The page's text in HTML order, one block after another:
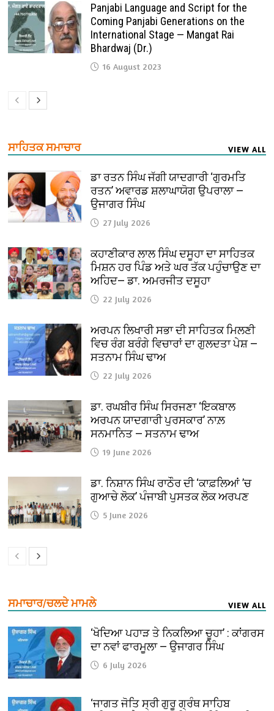
Panjabi Language and Script for the
Coming Panjabi Generations on the
International Stage — Mangat Rai
Bhardwaj (Dr.)
16 August 2023
ਸਾਹਿਤਕ ਸਮਾਚਾਰ VIEW ALL
ਡਾ ਰਤਨ ਸਿੰਘ ਜੱਗੀ ਯਾਦਗਾਰੀ ‘ਗੁਰਮਤਿ
ਰਤਨ’ ਅਵਾਰਡ ਸ਼ਲਾਘਾਯੋਗ ਉਪਰਾਲਾ —
ਉਜਾਗਰ ਸਿੰਘ
27 July 2026
ਕਹਾਣੀਕਾਰ ਲਾਲ ਸਿੰਘ ਦਸੂਹਾ ਦਾ ਸਾਹਿਤਕ
ਮਿਸ਼ਨ ਹਰ ਪਿੰਡ ਅਤੇ ਘਰ ਤੱਕ ਪਹੁੰਚਾਉਣ ਦਾ
ਅਹਿਦ— ਡਾ. ਅਮਰਜੀਤ ਦਸੂਹਾ
22 July 2026
ਅਰਪਨ ਲਿਖਾਰੀ ਸਭਾ ਦੀ ਸਾਹਿਤਕ ਮਿਲਣੀ
ਵਿਚ ਰੰਗ ਬਰੰਗੇ ਵਿਚਾਰਾਂ ਦਾ ਗੁਲਦਤਾ ਪੇਸ਼ —
ਸਤਨਾਮ ਸਿੰਘ ਢਾਅ
22 July 2026
ਡਾ. ਰਘਬੀਰ ਸਿੰਘ ਸਿਰਜਣਾ ‘ਇਕਬਾਲ
ਅਰਪਨ ਯਾਦਗਾਰੀ ਪੁਰਸਕਾਰ’ ਨਾਲ਼
ਸਨਮਾਨਿਤ — ਸਤਨਾਮ ਢਾਅ
19 June 2026
ਡਾ. ਨਿਸ਼ਾਨ ਸਿੰਘ ਰਾਠੌਰ ਦੀ ‘ਕਾਫ਼ਲਿਆਂ ’ਚ
ਗੁਆਚੇ ਲੋਕ’ ਪੰਜਾਬੀ ਪੁਸਤਕ ਲੋਕ ਅਰਪਣ
5 June 2026
ਸਮਾਚਾਰ/ਚਲਦੇ ਮਾਮਲੇ VIEW ALL
‘ਖੋਦਿਆ ਪਹਾੜ ਤੇ ਨਿਕਲਿਆ ਚੂਹਾ’ : ਕਾਂਗਰਸ
ਦਾ ਨਵਾਂ ਫਾਰਮੂਲਾ — ਉਜਾਗਰ ਸਿੰਘ
6 July 2026
‘ਜਾਗਤ ਜੋਤਿ ਸ੍ਰੀ ਗੁਰੂ ਗ੍ਰੰਥ ਸਾਹਿਬ